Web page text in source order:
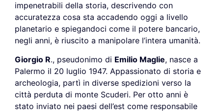
impenetrabili della storia, descrivendo con
accuratezza cosa sta accadendo oggi a livello
planetario e spiegandoci come il potere bancario,
negli anni, è riuscito a manipolare l’intera umanità.
Giorgio R., pseudonimo di Emilio Maglie, nasce a
Palermo il 20 luglio 1947. Appassionato di storia e
archeologia, partì in diverse spedizioni verso la
città perduta di monte Scuderi. Per otto anni è
stato inviato nei paesi dell’est come responsabile